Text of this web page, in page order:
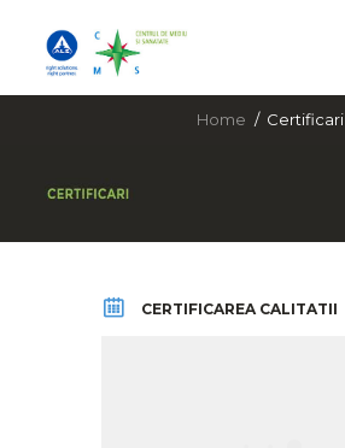
Home Certificari
CERTIFICAREA CALITATII